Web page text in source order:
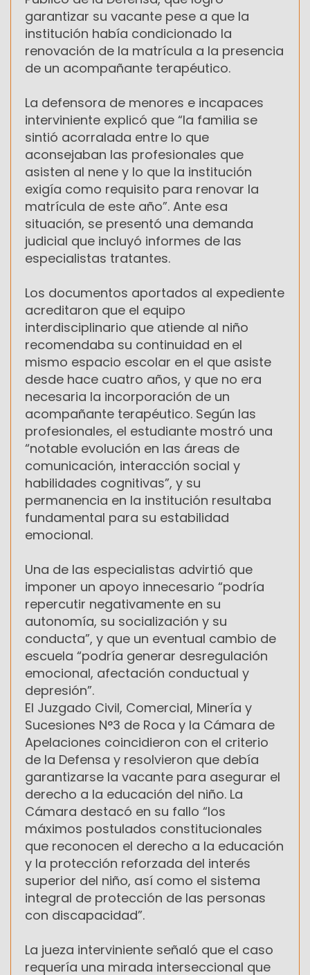
garantizar su vacante pese a que la
institución había condicionado la
renovación de la matrícula a la presencia
de un acompañante terapéutico.
La defensora de menores e incapaces
interviniente explicó que “la familia se
sintió acorralada entre lo que
aconsejaban las profesionales que
asisten al nene y lo que la institución
exigía como requisito para renovar la
matrícula de este año”. Ante esa
situación, se presentó una demanda
judicial que incluyó informes de las
especialistas tratantes.
Los documentos aportados al expediente
acreditaron que el equipo
interdisciplinario que atiende al niño
recomendaba su continuidad en el
mismo espacio escolar en el que asiste
desde hace cuatro años, y que no era
necesaria la incorporación de un
acompañante terapéutico. Según las
profesionales, el estudiante mostró una
“notable evolución en las áreas de
comunicación, interacción social y
habilidades cognitivas”, y su
permanencia en la institución resultaba
fundamental para su estabilidad
emocional.
Una de las especialistas advirtió que
imponer un apoyo innecesario “podría
repercutir negativamente en su
autonomía, su socialización y su
conducta”, y que un eventual cambio de
escuela “podría generar desregulación
emocional, afectación conductual y
depresión”.
El Juzgado Civil, Comercial, Minería y
Sucesiones N°3 de Roca y la Cámara de
Apelaciones coincidieron con el criterio
de la Defensa y resolvieron que debía
garantizarse la vacante para asegurar el
derecho a la educación del niño. La
Cámara destacó en su fallo “los
máximos postulados constitucionales
que reconocen el derecho a la educación
y la protección reforzada del interés
superior del niño, así como el sistema
integral de protección de las personas
con discapacidad”.
La jueza interviniente señaló que el caso
requería una mirada interseccional que